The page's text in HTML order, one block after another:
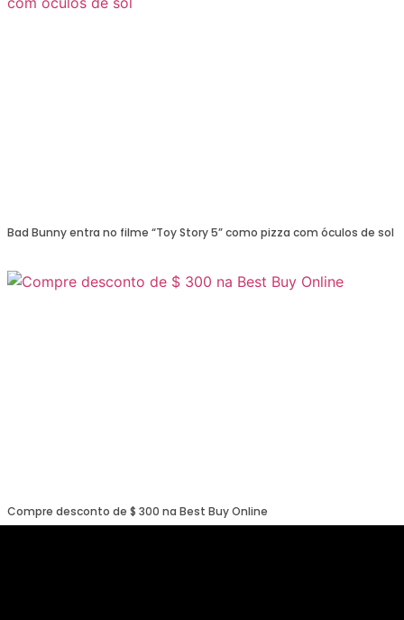
Bad Bunny entra no filme “Toy Story 5” como pizza com óculos de sol
Compre desconto de $ 300 na Best Buy Online